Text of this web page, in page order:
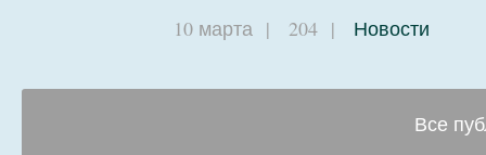
10 марта | 204 | Новости
Все